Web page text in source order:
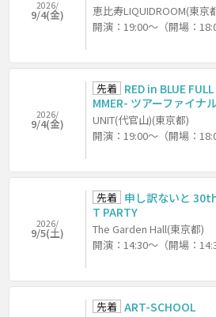
2026/
9/4(金)
恵比寿LIQUIDROOM(東京
開演：19:00～（開場：
2026/
9/4(金)
先着 RED in BLUE
MMER- ツアーファイナ
UNIT(代官山)(東京都)
開演：19:00～（開場：
2026/
9/5(土)
先着 申し訳ないと
T PARTY
The Garden Hall(東京都)
開演：14:30～（開場：
先着 ART-SCHOOL